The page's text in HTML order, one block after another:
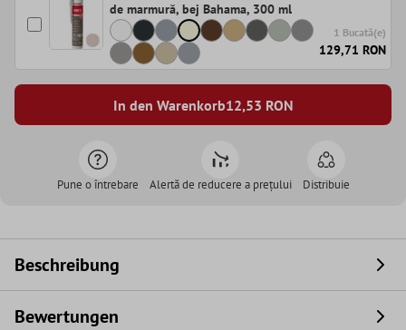
de marmură, bej Bahama, 300 ml
1 Bucată(e)
129,71 RON
In den Warenkorb12,53 RON
Pune o întrebare Alertă de reducere a prețului Distribuie
Beschreibung
Bewertungen